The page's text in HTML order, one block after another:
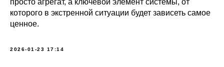
просто агрегат, а ключевой элемент системы, от
которого в экстренной ситуации будет зависеть самое
ценное.
2026-01-23 17:14